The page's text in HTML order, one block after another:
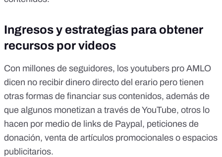
Ingresos y estrategias para obtener
recursos por videos
Con millones de seguidores, los youtubers pro AMLO
dicen no recibir dinero directo del erario pero tienen
otras formas de financiar sus contenidos, además de
que algunos monetizan a través de YouTube, otros lo
hacen por medio de links de Paypal, peticiones de
donación, venta de artículos promocionales o espacios
publicitarios.